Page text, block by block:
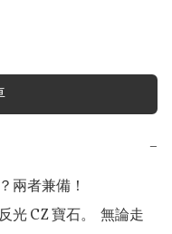
−
兩者兼備！
光 CZ 寶石。  無論走